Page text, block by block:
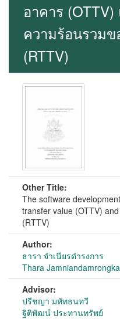
อาคาร
ความร้อนรวม
(RTTV)
Other Title:
The software
transfer value (OTTV)
(RTTV)
Author:
ธารา จำเนียรดำรงการ
Thara
Advisor:
ปรีชญา มหัทธนทวี
ฐิติพัฒน์ ประทานทรัพย์